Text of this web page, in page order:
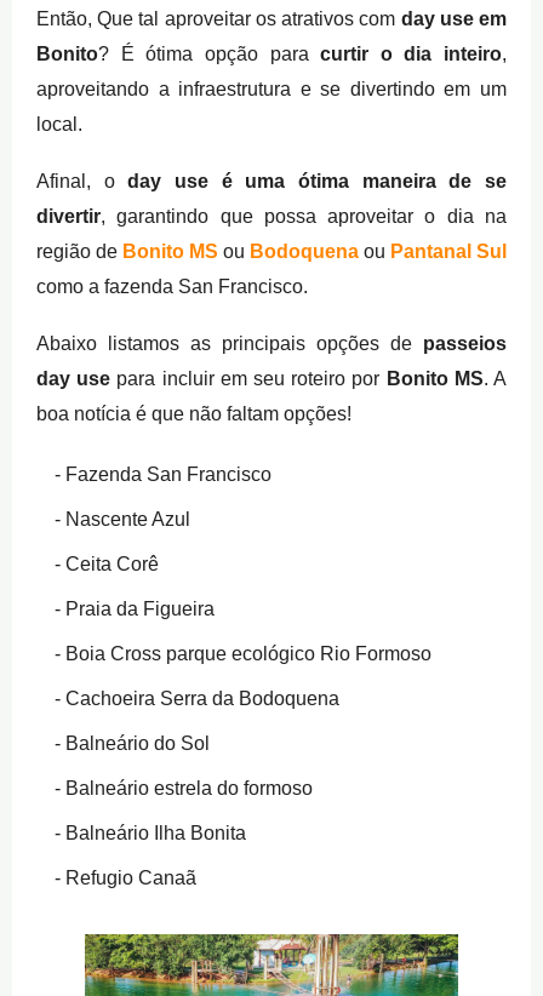
Então, Que tal aproveitar os atrativos com day use em
Bonito? É ótima opção paracurtir o dia inteiro,
aproveitando a infraestrutura e se divertindo em um
local.
Afinal, oday use é uma ótima maneira de se
divertir, garantindo que possa aproveitar o dia na
região de Bonito MS ou Bodoquena ou Pantanal Sul
como a fazenda San Francisco.
Abaixo listamos as principais opções de passeios
day use para incluir em seu roteiro por Bonito MS. A
boa notícia é que não faltam opções!
Fazenda San Francisco
Nascente Azul
Ceita Corê
Praia da Figueira
Boia Cross parque ecológico Rio Formoso
Cachoeira Serra da Bodoquena
Balneário do Sol
Balneário estrela do formoso
Balneário Ilha Bonita
Refugio Canaã